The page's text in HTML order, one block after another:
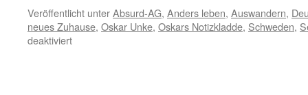
Veröffentlicht unterAbsurd-AG, Anders leben, Auswandern,
neues Zuhause, Oskar Unke, Oskars Notizkladde, Schweden,
deaktiviertfür